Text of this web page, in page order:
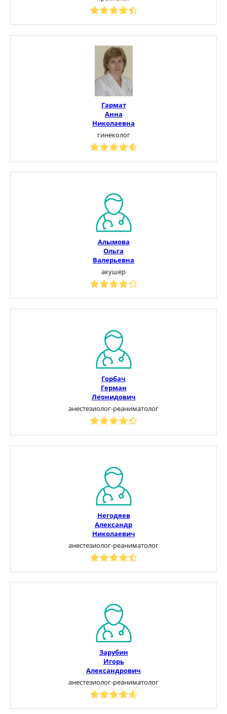
Гармат
Анна
Николаевна
гинеколог
Алымова
Ольга
Валерьевна
акушер
Горбач
Герман
Леонидович
анестезиолог-реаниматолог
Негодяев
Александр
Николаевич
анестезиолог-реаниматолог
Зарубин
Игорь
Александрович
анестезиолог-реаниматолог